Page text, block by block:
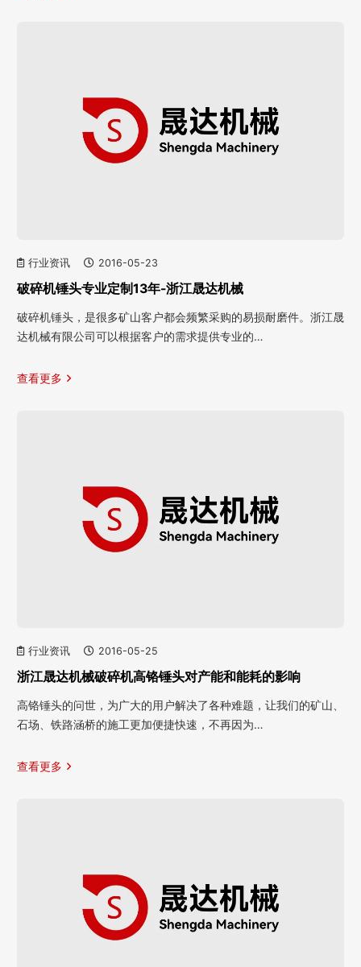
行业资讯 2016-05-23
破碎机锤头专业定制13年-浙江晟达机械
破碎机锤头，是很多矿山客户都会频繁采购的易损耐磨件。浙江晟
达机械有限公司可以根据客户的需求提供专业的…
查看更多
行业资讯 2016-05-25
浙江晟达机械破碎机高铬锤头对产能和能耗的影响
高铬锤头的问世，为广大的用户解决了各种难题，让我们的矿山、
石场、铁路涵桥的施工更加便捷快速，不再因为…
查看更多